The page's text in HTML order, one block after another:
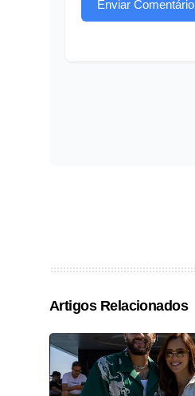
Enviar Comentário
Artigos Relacionados